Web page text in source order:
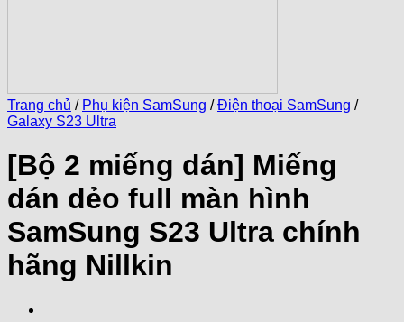
Trang chủ / Phụ kiện SamSung / Điện thoại SamSung /
Galaxy S23 Ultra
[Bộ 2 miếng dán] Miếng
dán dẻo full màn hình
SamSung S23 Ultra chính
hãng Nillkin